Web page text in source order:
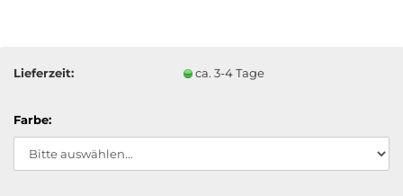
Lieferzeit: ca. 3-4 Tage
Farbe: